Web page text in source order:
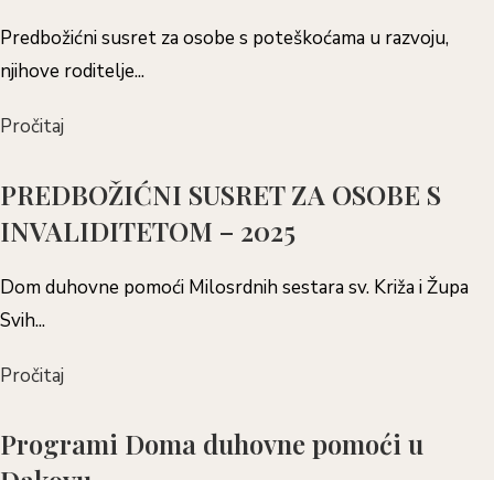
Predbožićni susret za osobe s poteškoćama u razvoju,
njihove roditelje...
Pročitaj
PREDBOŽIĆNI SUSRET ZA OSOBE S
INVALIDITETOM – 2025
Dom duhovne pomoći Milosrdnih sestara sv. Križa i Župa
Svih...
Pročitaj
Programi Doma duhovne pomoći u